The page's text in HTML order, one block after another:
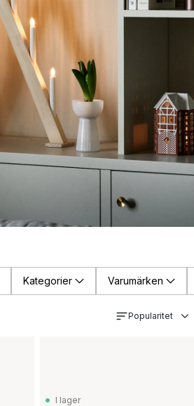
Kategorier Varumärken
Popularitet
I lager